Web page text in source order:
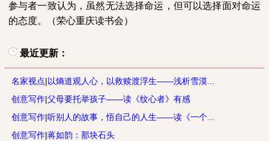
参与者一致认为，虽然无法选择命运，但可以选择面对命运
的态度。（荣心重庆读书会）
最近更新：
名家视点|以熵道观人心，以救赎渡浮生——浅析雪漠...
创意写作|父母要托举孩子——读《纹心者》有感
创意写作|听别人的故事，悟自己的人生——读《一个...
创意写作|蒋如韵：那块石头